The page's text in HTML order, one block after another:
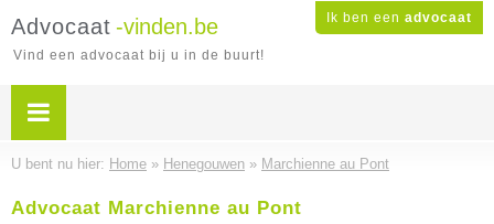
Ik ben een advocaat
Advocaat -vinden.be
Vind een advocaat bij u in de buurt!
U bent nu hier: Home » Henegouwen » Marchienne au Pont
Advocaat Marchienne au Pont